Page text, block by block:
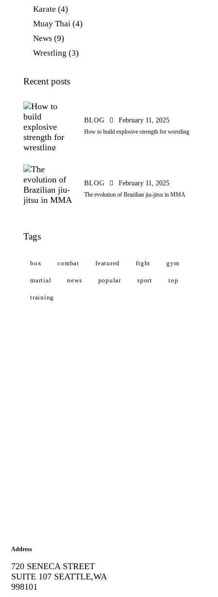
Karate (4)
Muay Thai (4)
News (9)
Wrestling (3)
Recent posts
BLOG February 11, 2025
How to build explosive strength for wrestling
BLOG February 11, 2025
The evolution of Brazilian jiu-jitsu in MMA
Tags
box combat featured fight gym
martial news popular sport top
training
Address
720 SENECA STREET
SUITE 107 SEATTLE,WA
998101